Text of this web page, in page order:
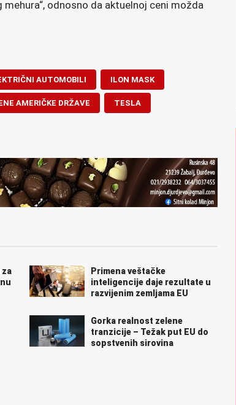
odnosno da aktuelnoj ceni možda
AUTOMOBILI ILON MASK
AMERIČKE DRŽAVE TESLA
za
Primena veštačke
inteligencije daje rezultate u
razvijenim zemljama EU
Gorka realnost zelene
tranzicije – Težak put EU do
sopstvenih sirovina